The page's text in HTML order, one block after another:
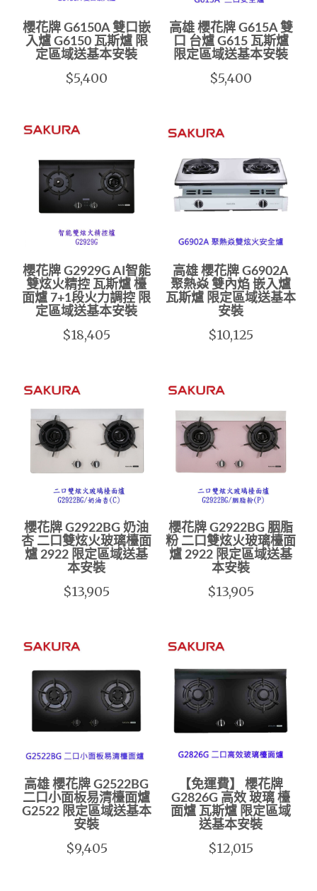
櫻花牌 G6150A 雙口嵌
入爐 G6150 瓦斯爐 限
定區域送基本安裝
$5,400
高雄 櫻花牌 G615A 雙
口 台爐 G615 瓦斯爐
限定區域送基本安裝
$5,400
櫻花牌 G2929G AI智能
雙炫火精控 瓦斯爐 檯
面爐 7+1段火力調控 限
定區域送基本安裝
$18,405
高雄 櫻花牌 G6902A
聚熱焱 雙內焰 嵌入爐
瓦斯爐 限定區域送基本
安裝
$10,125
櫻花牌 G2922BG 奶油
杏 二口雙炫火玻璃檯面
爐 2922 限定區域送基
本安裝
$13,905
櫻花牌 G2922BG 胭脂
粉 二口雙炫火玻璃檯面
爐 2922 限定區域送基
本安裝
$13,905
高雄 櫻花牌 G2522BG
二口小面板易清檯面爐
G2522 限定區域送基本
安裝
$9,405
【免運費】 櫻花牌
G2826G 高效 玻璃 檯
面爐 瓦斯爐 限定區域
送基本安裝
$12,015